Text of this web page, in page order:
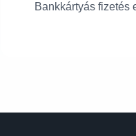
Bankkártyás fizetés